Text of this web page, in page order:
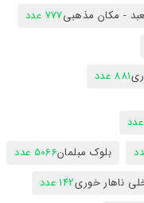
- مکان مذهبی777 عدد
881 عدد
بلوک مبلمان5066 عدد
ناهار خوری142 عدد